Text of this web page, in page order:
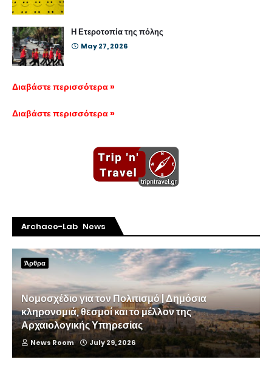
Η Ετεροτοπία της πόλης
May 27, 2026
Διαβάστε περισσότερα »
Διαβάστε περισσότερα »
Archaeo-Lab News
Άρθρα
Νομοσχέδιο για τον Πολιτισμό | Δημόσια
κληρονομιά, θεσμοί και το μέλλον της
Αρχαιολογικής Υπηρεσίας
News Room July 29, 2026